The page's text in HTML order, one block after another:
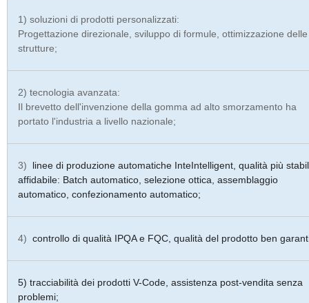
1) soluzioni di prodotti personalizzati:
Progettazione direzionale, sviluppo di formule, ottimizzazione delle
strutture;
2) tecnologia avanzata:
Il brevetto dell'invenzione della gomma ad alto smorzamento ha
portato l'industria a livello nazionale;
3)
linee di produzione automatiche InteIntelligent, qualità più
affidabile: Batch automatico, selezione ottica, assemblaggio
automatico, confezionamento automatico;
4) controllo di qualità IPQA e FQC, qualità del prodotto ben
5) tracciabilità dei prodotti V-Code, assistenza post-vendita senza
problemi;